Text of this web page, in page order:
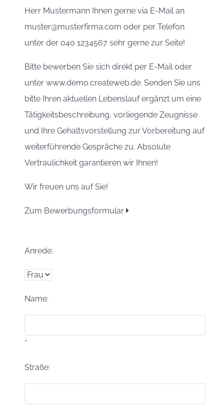
Herr Mustermann Ihnen gerne via E-Mail an
muster@musterfirma.com oder per Telefon
unter der 040 1234567 sehr gerne zur Seite!
Bitte bewerben Sie sich direkt per E-Mail oder
unter www.demo.createweb.de. Senden Sie uns
bitte Ihren aktuellen Lebenslauf ergänzt um eine
Tätigkeitsbeschreibung, vorliegende Zeugnisse
und Ihre Gehaltsvorstellung zur Vorbereitung auf
weiterführende Gespräche zu. Absolute
Vertraulichkeit garantieren wir Ihnen!
Wir freuen uns auf Sie!
Zum Bewerbungsformular
Anrede:
Name:
*
Straße: